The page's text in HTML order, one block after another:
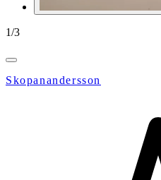
1/3
Skopanandersson